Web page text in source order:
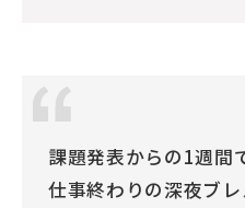
課題発表からの1週間
仕事終わりの深夜ブレ